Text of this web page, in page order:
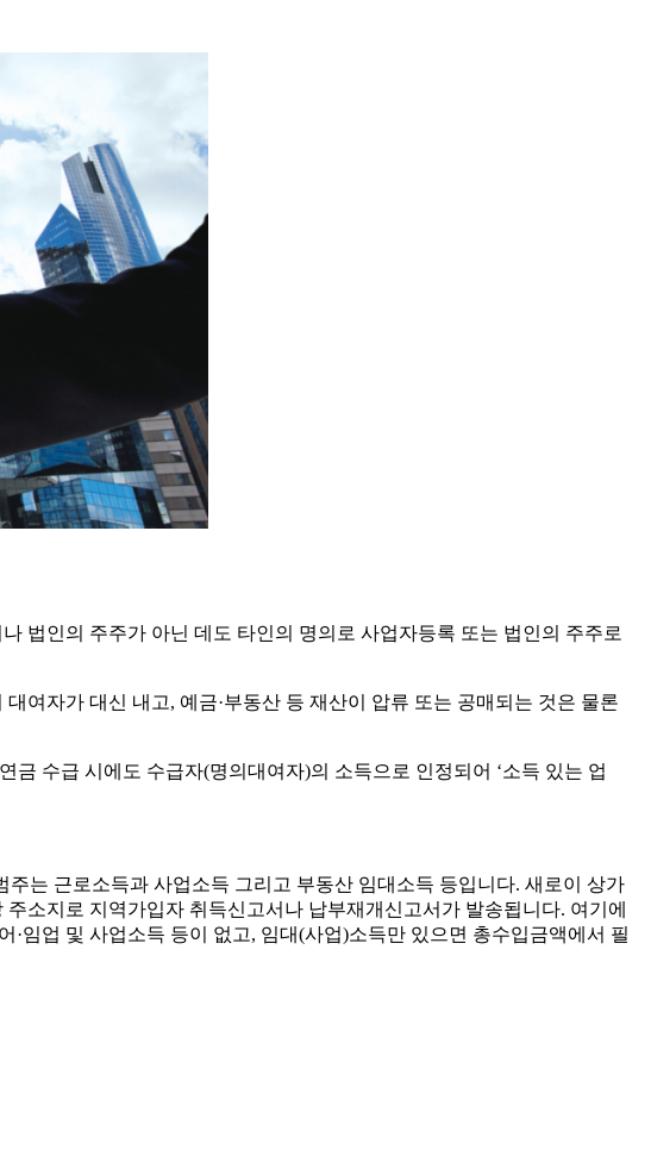
법인의 주주가 아닌 데도 타인의 명의로 사업자등록 또는 법인의 주주로
여자가 대신 내고, 예금·부동산 등 재산이 압류 또는 공매되는 것은 물론
수급 시에도 수급자(명의대여자)의 소득으로 인정되어 ‘소득 있는 업
는 근로소득과 사업소득 그리고 부동산 임대소득 등입니다. 새로이 상가
소지로 지역가입자 취득신고서나 납부재개신고서가 발송됩니다. 여기에
임업 및 사업소득 등이 없고, 임대(사업)소득만 있으면 총수입금액에서 필